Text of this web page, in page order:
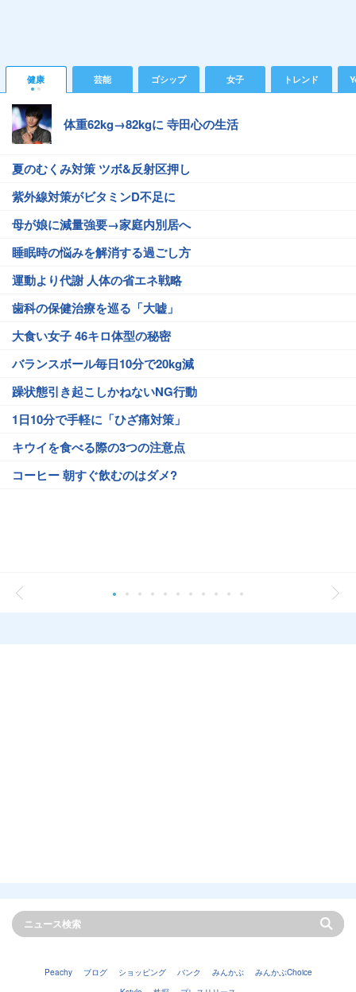
健康 芸能 ゴシップ 女子 トレンド
体重62kg→82kgに 寺田心の生活
夏のむくみ対策 ツボ&反射区押し
紫外線対策がビタミンD不足に
母が娘に減量強要→家庭内別居へ
睡眠時の悩みを解消する過ごし方
運動より代謝 人体の省エネ戦略
歯科の保健治療を巡る「大嘘」
大食い女子 46キロ体型の秘密
バランスボール毎日10分で20kg減
躁状態引き起こしかねないNG行動
1日10分で手軽に「ひざ痛対策」
キウイを食べる際の3つの注意点
コーヒー 朝すぐ飲むのはダメ?
Peachy ブログ ショッピング バンク みんかぶ
みんかぶChoice